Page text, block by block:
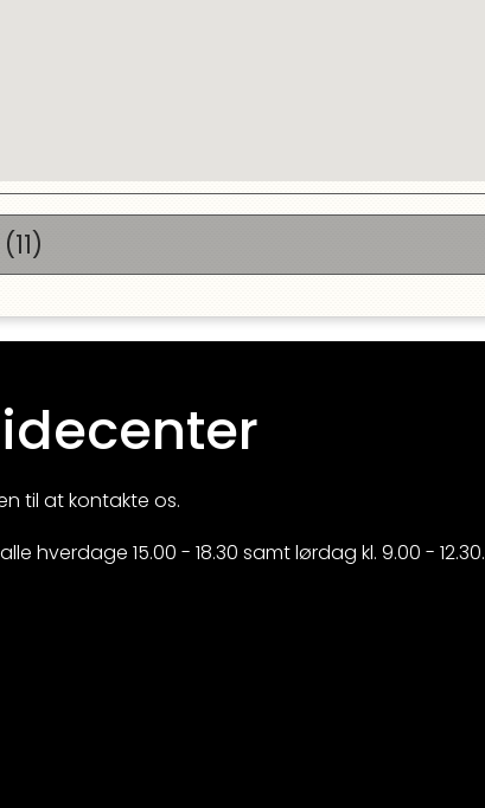
til at kontakte os.
hverdage 15.00 - 18.30 samt lørdag kl. 9.00 - 12.30.